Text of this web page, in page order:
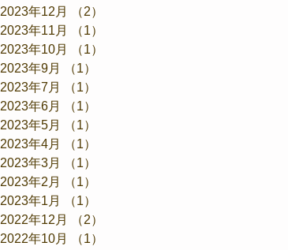
2023年12月
（2）
2023年11月
（1）
2023年10月
（1）
2023年9月
（1）
2023年7月
（1）
2023年6月
（1）
2023年5月
（1）
2023年4月
（1）
2023年3月
（1）
2023年2月
（1）
2023年1月
（1）
2022年12月
（2）
2022年10月
（1）